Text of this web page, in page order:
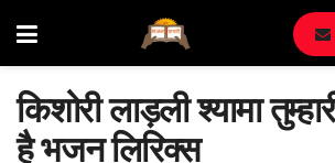
किशोरी लाड़ली श्यामा
है भजन लिरिक्स